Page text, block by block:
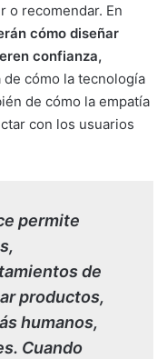
o recomendar. En
cómo diseñar
confianza,
de cómo la tecnología
de cómo la empatía
con los usuarios
permite
de
productos,
humanos,
Cuando